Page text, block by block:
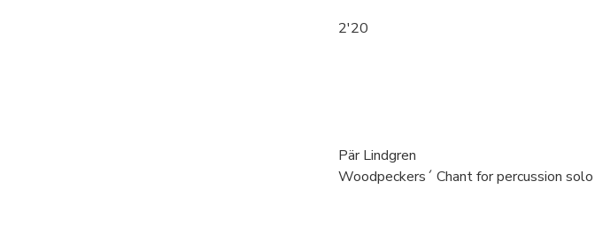
2'20
Pär Lindgren
Woodpeckers´ Chant for percussion solo